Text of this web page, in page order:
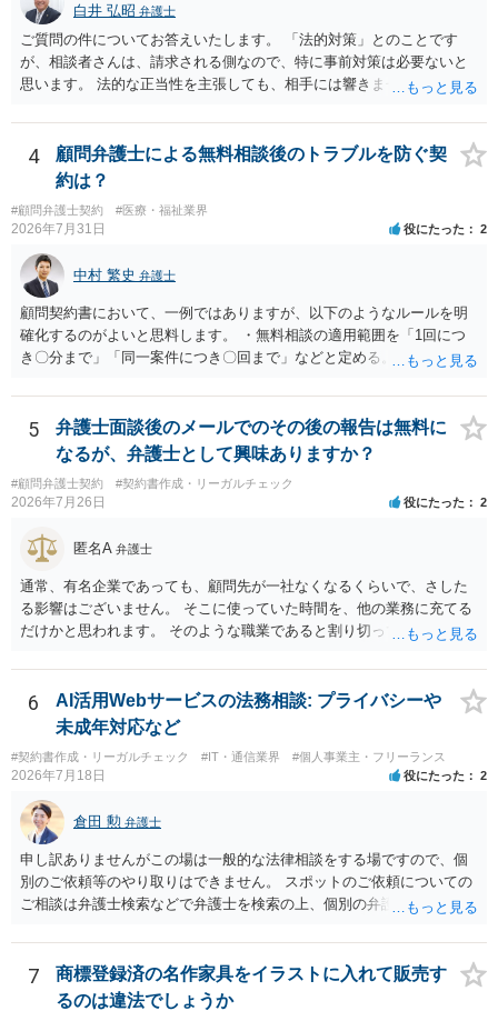
白井 弘昭 弁護士
ご質問の件についてお答えいたします。 「法的対策」とのことです
が、相談者さんは、請求される側なので、特に事前対策は必要ないと
思います。 法的な正当性を主張しても、相手には響きません。そもそ
的手段として裁判（おそらく少額訴訟）をするかどうかの問題ですの
で、訴訟を提起してきたら粛々と対応することになります。 少額訴訟
は、１人（１社）年間１０回までしかできないので、こちらが毅然と
支払いを拒否すれば、少額訴訟を提起する可能性は、低いものと思わ
れます。 ただ、裁判を東京などの遠隔地で起こされますと、対応する
だけで費用がかかりますので、難しいところです。 当事者での対応で
すと、押し負けて支払うかもと考えますので、弁護士に依頼するなど
して対応をすれば、より裁判をしてくる可能性は減りますが、当然費
用がかかります。 毅然と拒否して後は裁判するならしてくださいの対
応、弁護士に依頼して同様の対応、裁判してきたら、従業員にて粛々
と対応のどれかを選択することになります。 以上、ご参考まで。
4
顧問弁護士による無料相談後のトラブルを防ぐ契
約は？
#顧問弁護士契約 #医療・福祉業界
2026年7月31日 役にたった 2
中村 繁史 弁護士
顧問契約書において、一例ではありますが、以下のようなルールを明
確化するのがよいと思料します。 ・無料相談の適用範囲を「1回につ
き〇分まで」「同一案件につき〇回まで」などと定める。 ・無料相談
ず、継続して対応する場合は「個別受任（有料契約）」が必要であ
る。 ・無料相談から個別の事件処理へ移行する場合は、弁護士と従業
員との間で必ず個別の委任契約書を締結し、着手金や報酬等の費用体
系を事前に明示する手続を義務付ける。 相談料が無料であっても、法
律相談という法的サービスを提供する以上、弁護士は善良な管理者の
注意をもって対応する義務（善管注意義務）を負うものと思料しま
す。したがって、著しく不誠実な対応、放置、あるいは誤った不当な
回答を繰り返したような場合には、弁護士法上の誠実義務違反や品位
保持違反（弁護士法56条1項）として、弁護士会の懲戒対象となり得る
との理解でよいと考えます。 新たな法律事務所を探す手段について
は、このウェブサイトで探す方法のほか、弁護士会や法律事務所に直
5
弁護士面談後のメールでのその後の報告は無料に
なるが、弁護士として興味ありますか？
#顧問弁護士契約 #契約書作成・リーガルチェック
2026年7月26日 役にたった 2
匿名A 弁護士
通常、有名企業であっても、顧問先が一社なくなるくらいで、さした
る影響はございません。 そこに使っていた時間を、他の業務に充てる
だけかと思われます。 そのような職業であると割り切ってご相談され
相談者様のご意見が反映されることを、お祈りしております。
6
AI活用Webサービスの法務相談: プライバシーや
未成年対応など
#契約書作成・リーガルチェック #IT・通信業界 #個人事業主・フリーランス
2026年7月18日 役にたった 2
倉田 勲 弁護士
申し訳ありませんがこの場は一般的な法律相談をする場ですので、個
別のご依頼等のやり取りはできません。 スポットのご依頼についての
ご相談は弁護士検索などで弁護士を検索の上、個別の弁護士にご連絡
7
商標登録済の名作家具をイラストに入れて販売す
るのは違法でしょうか